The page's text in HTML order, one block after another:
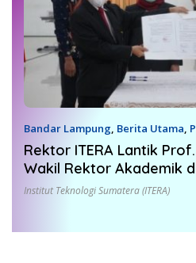
Bandar Lampung, Berita Utama,
Rektor ITERA Lantik
Wakil Rektor Akademik
Institut Teknologi Sumatera (ITERA)